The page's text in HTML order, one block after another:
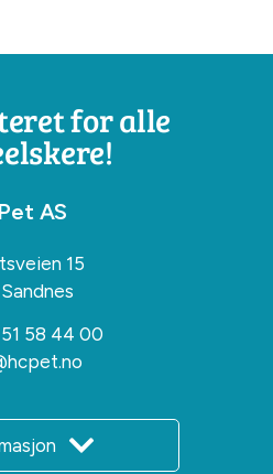
for alle
AS
15
51 58 44 00